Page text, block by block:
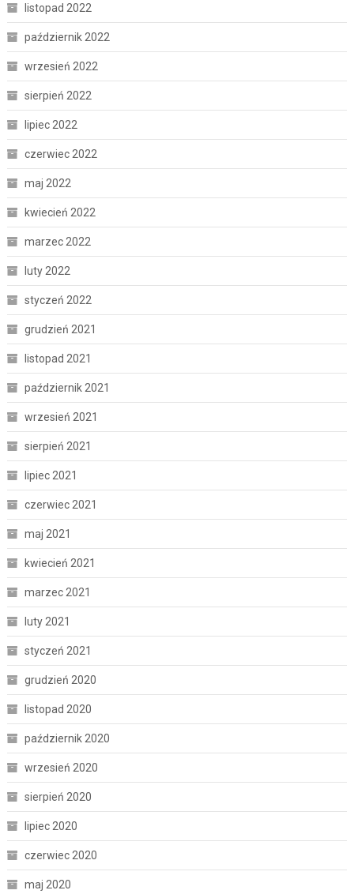
listopad 2022
październik 2022
wrzesień 2022
sierpień 2022
lipiec 2022
czerwiec 2022
maj 2022
kwiecień 2022
marzec 2022
luty 2022
styczeń 2022
grudzień 2021
listopad 2021
październik 2021
wrzesień 2021
sierpień 2021
lipiec 2021
czerwiec 2021
maj 2021
kwiecień 2021
marzec 2021
luty 2021
styczeń 2021
grudzień 2020
listopad 2020
październik 2020
wrzesień 2020
sierpień 2020
lipiec 2020
czerwiec 2020
maj 2020